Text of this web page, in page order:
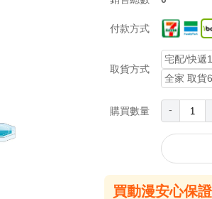
付款方式
取貨方式
宅配/快遞
全家 取貨
購買數量 -
買動漫安心保證